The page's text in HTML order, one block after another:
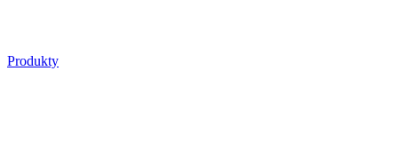
Produkty